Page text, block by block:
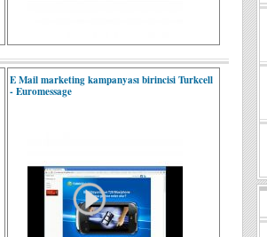
E Mail marketing kampanyası birincisi Turkcell
- Euromessage